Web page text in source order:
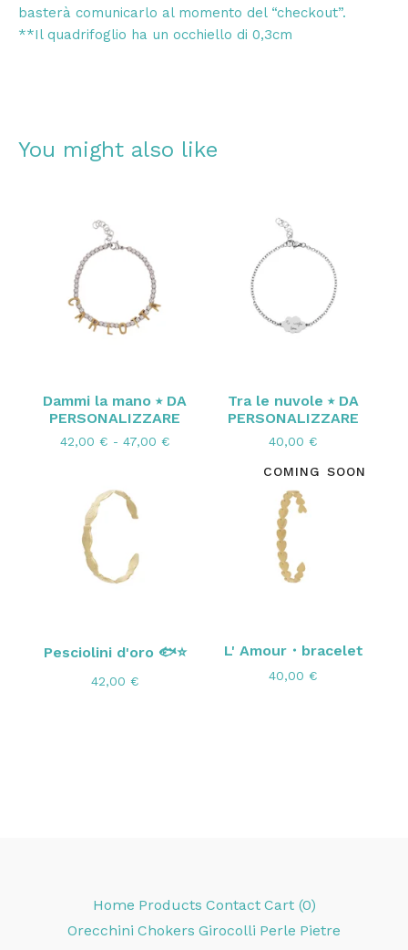
basterà comunicarlo al momento del “checkout”.
**Il quadrifoglio ha un occhiello di 0,3cm
You might also like
Dammi la mano ⭑ DA
PERSONALIZZARE
42,00 € - 47,00 €
Tra le nuvole ⭑ DA
PERSONALIZZARE
40,00 €
Pesciolini d'oro 🐟⭐
42,00 €
COMING SOON
L' Amour・bracelet
40,00 €
Home Products Contact Cart (0)
Orecchini Chokers Girocolli Perle Pietre